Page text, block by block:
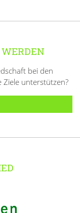
bei den
Ziele unterstützen?